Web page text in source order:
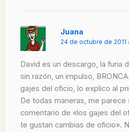
Juana
24 de octubre de 2011
David es un descargo, la furia
sin razón, un impulso,
gajes del oficio, lo explico al
De todas maneras, me
comentario de «los gajes del
te gustan cambias de oficio».